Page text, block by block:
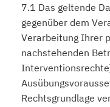
7.1 Das geltende
gegenüber dem
Verarbeitung Ihrer
nachstehenden
Rechtsgrundlage